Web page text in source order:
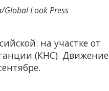
Look Press
на участке от
(КНС). Движение